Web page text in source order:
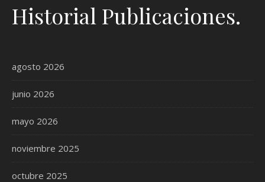
Historial Publicaciones.
agosto 2026
junio 2026
mayo 2026
noviembre 2025
octubre 2025